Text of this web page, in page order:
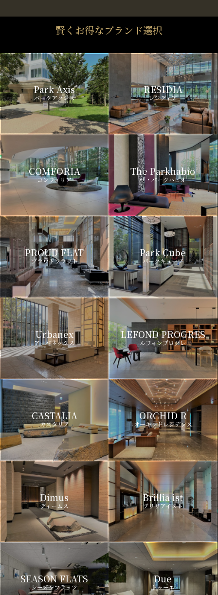
賢くお得なブランド選択
Park Axis
パークアクシス
RESIDIA
レジディア
COMFORIA
コンフォリア
The Parkhabio
ザ・パークハビオ
PROUD FLAT
プラウドフラット
Park Cube
パークキューブ
Urbanex
アーバネックス
LEFOND PROGRES
ルフォンプログレ
CASTALIA
カスタリア
ORCHID R
オーキッドレジデンス
Dimus
ディームス
Brillia ist
ブリリアイスト
SEASON FLATS
シーズンフラッツ
Due
ドゥーエ